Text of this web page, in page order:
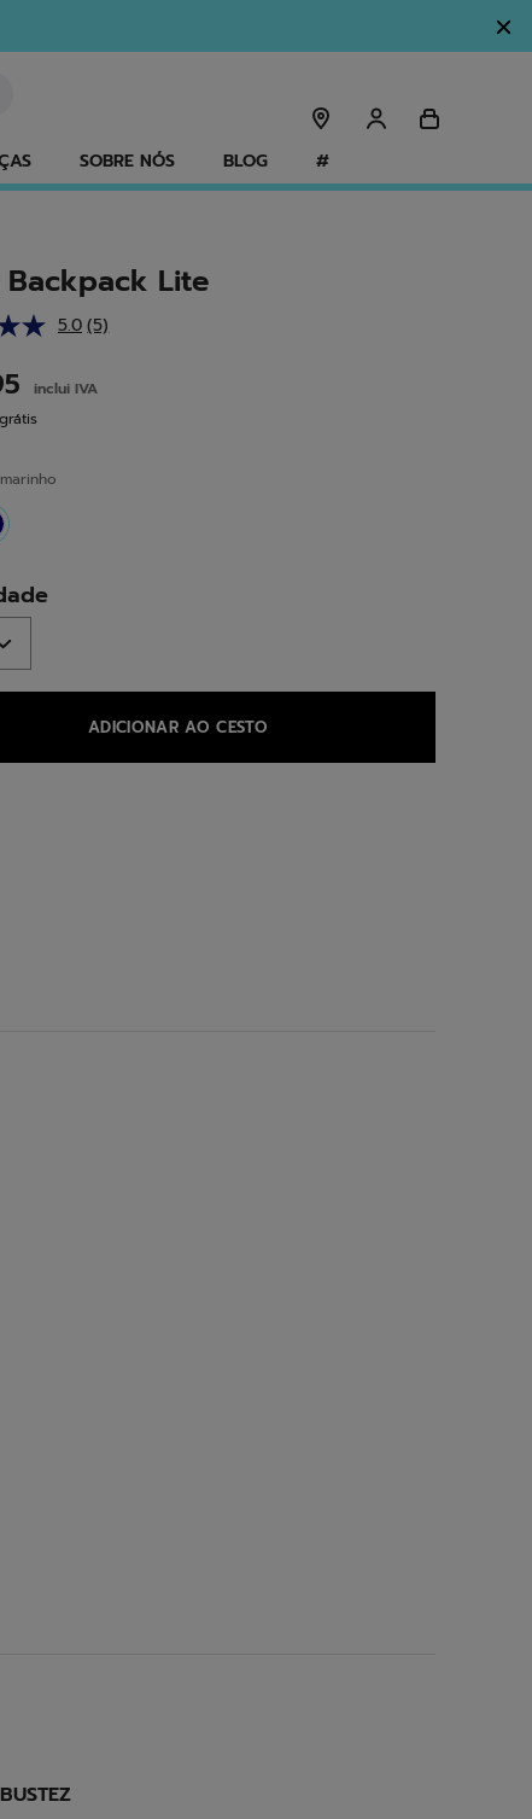
SOBRE NÓS BLOG #
Lite
5.0 Leu
Link
(5)
inclui IVA
ADICIONAR AO CESTO